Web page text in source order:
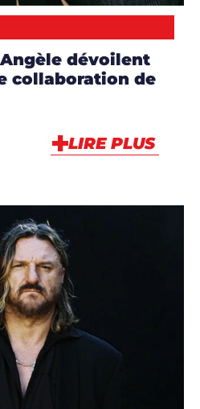
dévoilent
collaboration de
LIRE PLUS
,ARTISTES
,NEWS